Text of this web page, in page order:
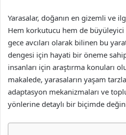
Yarasalar, doğanın en gizemli ve
Hem korkutucu hem de büyüleyici
gece avcıları olarak bilinen bu
dengesi için hayati bir öneme
insanları için araştırma konuları
makalede, yarasaların yaşam
adaptasyon mekanizmaları ve
yönlerine detaylı bir biçimde